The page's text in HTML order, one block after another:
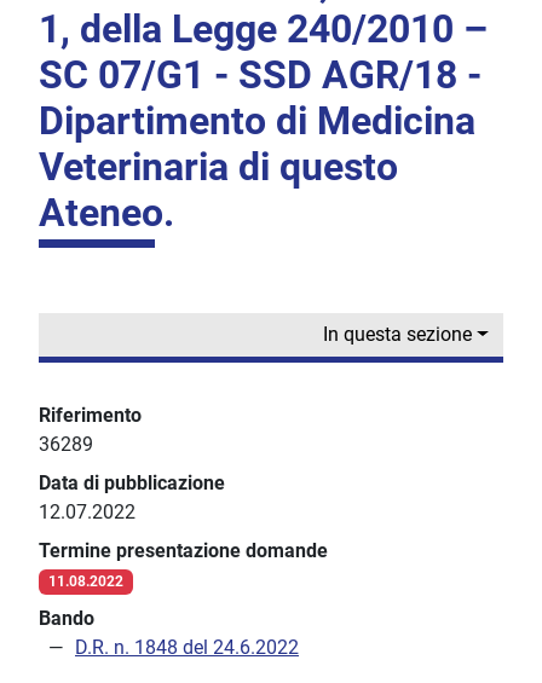
1, della Legge 240/2010 –
SC 07/G1 - SSD AGR/18 -
Dipartimento di Medicina
Veterinaria di questo
Ateneo.
In questa sezione
Riferimento
36289
Data di pubblicazione
12.07.2022
Termine presentazione domande
11.08.2022
Bando
D.R. n. 1848 del 24.6.2022